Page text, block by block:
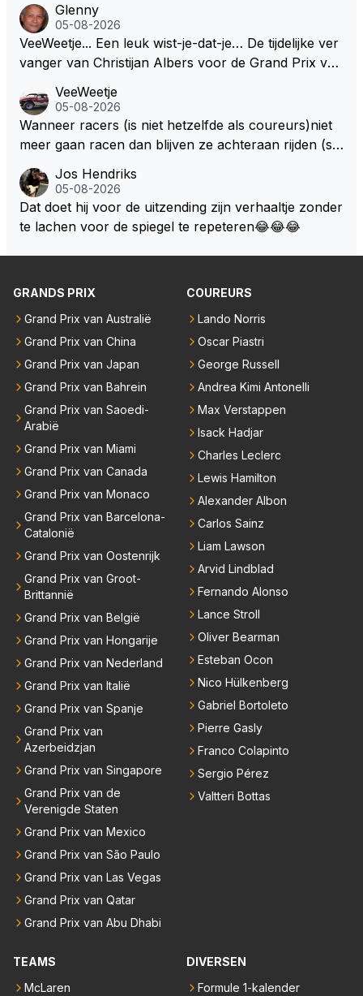
Glenny
05-08-2026
VeeWeetje... Een leuk wist-je-dat-je… De tijdelijke ver
vanger van Christijan Albers voor de Grand Prix van
rkus Winkelhock. Vanaf de race daarna werd het st
oeltje definitief overgenomen door Sakon Yamamot
o. Na 2 rondes gokte Markus Winkelhock goed (hij k
Dat was ook de enige keer dat een Spyker ooit aan
kop reed. Toen de rest van het veld ook regenband
en had, werd hij helaas aan alle kanten door iederee
n achterhaald. Hij moest later opgeven vanwege een
technisch mankement. Het was ook de enige keer d
eed; hij vertrok daarna...
VeeWeetje
05-08-2026
Wanneer racers (is niet hetzelfde als coureurs)niet
meer gaan racen dan blijven ze achteraan rijden (so
analisten bij een vaag omroepbedrijf.
Jos Hendriks
05-08-2026
Dat doet hij voor de uitzending zijn verhaaltje zonder
te lachen voor de spiegel te repeteren😂😂😂
GRANDS PRIX
Grand Prix van Australië
Grand Prix van China
Grand Prix van Japan
Grand Prix van Bahrein
Grand Prix van Saoedi-
Arabië
Grand Prix van Miami
Grand Prix van Canada
Grand Prix van Monaco
Grand Prix van Barcelona-
Catalonië
Grand Prix van Oostenrijk
Grand Prix van Groot-
Brittannië
Grand Prix van België
Grand Prix van Hongarije
Grand Prix van Nederland
Grand Prix van Italië
Grand Prix van Spanje
Grand Prix van
Azerbeidzjan
Grand Prix van Singapore
Grand Prix van de
Verenigde Staten
Grand Prix van Mexico
Grand Prix van São Paulo
Grand Prix van Las Vegas
Grand Prix van Qatar
Grand Prix van Abu Dhabi
COUREURS
Lando Norris
Oscar Piastri
George Russell
Andrea Kimi Antonelli
Max Verstappen
Isack Hadjar
Charles Leclerc
Lewis Hamilton
Alexander Albon
Carlos Sainz
Liam Lawson
Arvid Lindblad
Fernando Alonso
Lance Stroll
Oliver Bearman
Esteban Ocon
Nico Hülkenberg
Gabriel Bortoleto
Pierre Gasly
Franco Colapinto
Sergio Pérez
Valtteri Bottas
TEAMS
McLaren
DIVERSEN
Formule 1-kalender